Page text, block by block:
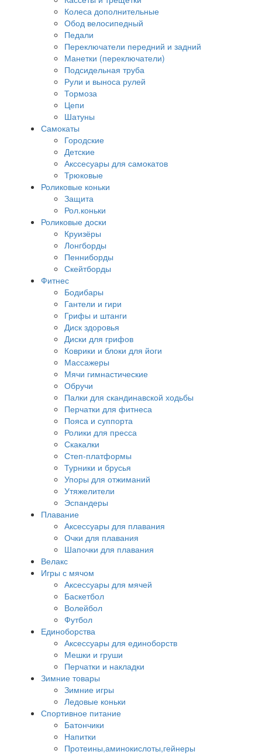
Колеса дополнительные
Обод велосипедный
Педали
Переключатели передний и задний
Манетки (переключатели)
Подсидельная труба
Рули и выноса рулей
Тормоза
Цепи
Шатуны
Самокаты
Городские
Детские
Акссесуары для самокатов
Трюковые
Роликовые коньки
Защита
Рол.коньки
Роликовые доски
Круизёры
Лонгборды
Пенниборды
Скейтборды
Фитнес
Бодибары
Гантели и гири
Грифы и штанги
Диск здоровья
Диски для грифов
Коврики и блоки для йоги
Массажеры
Мячи гимнастические
Обручи
Палки для скандинавской ходьбы
Перчатки для фитнеса
Пояса и суппорта
Ролики для пресса
Скакалки
Степ-платформы
Турники и брусья
Упоры для отжиманий
Утяжелители
Эспандеры
Плавание
Аксессуары для плавания
Очки для плавания
Шапочки для плавания
Велакс
Игры с мячом
Аксессуары для мячей
Баскетбол
Волейбол
Футбол
Единоборства
Аксессуары для единоборств
Мешки и груши
Перчатки и накладки
Зимние товары
Зимние игры
Ледовые коньки
Спортивное питание
Батончики
Напитки
Протеины,аминокислоты,гейнеры